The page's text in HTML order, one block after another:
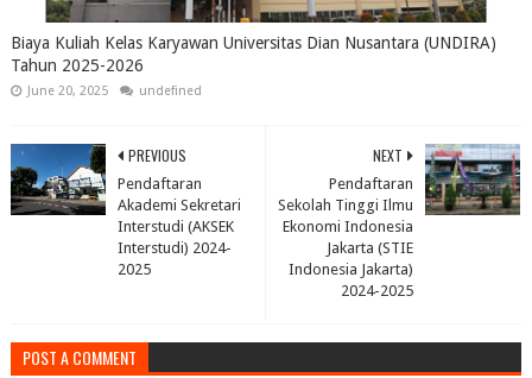
Biaya Kuliah Kelas Karyawan Universitas Dian Nusantara (UNDIRA)
Tahun 2025-2026
June 20, 2025 undefined
NEXT
Pendaftaran
Sekolah Tinggi Ilmu
Ekonomi Indonesia
Jakarta (STIE
Indonesia Jakarta)
2024-2025
PREVIOUS
Pendaftaran
Akademi Sekretari
Interstudi (AKSEK
Interstudi) 2024-
2025
POST A COMMENT